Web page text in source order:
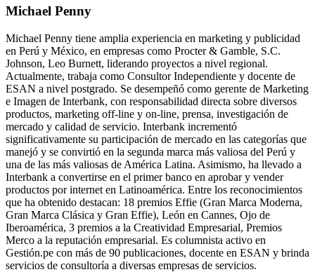
Michael Penny
Michael Penny tiene amplia experiencia en marketing y publicidad
en Perú y México, en empresas como Procter & Gamble, S.C.
Johnson, Leo Burnett, liderando proyectos a nivel regional.
Actualmente, trabaja como Consultor Independiente y docente de
ESAN a nivel postgrado. Se desempeñó como gerente de Marketing
e Imagen de Interbank, con responsabilidad directa sobre diversos
productos, marketing off-line y on-line, prensa, investigación de
mercado y calidad de servicio. Interbank incrementó
significativamente su participación de mercado en las categorías que
manejó y se convirtió en la segunda marca más valiosa del Perú y
una de las más valiosas de América Latina. Asimismo, ha llevado a
Interbank a convertirse en el primer banco en aprobar y vender
productos por internet en Latinoamérica. Entre los reconocimientos
que ha obtenido destacan: 18 premios Effie (Gran Marca Moderna,
Gran Marca Clásica y Gran Effie), León en Cannes, Ojo de
Iberoamérica, 3 premios a la Creatividad Empresarial, Premios
Merco a la reputación empresarial. Es columnista activo en
Gestión.pe con más de 90 publicaciones, docente en ESAN y brinda
servicios de consultoría a diversas empresas de servicios.